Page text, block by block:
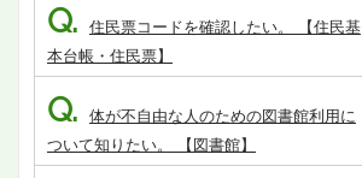
Q. 住民票コードを確認したい。 【住民基
本台帳・住民票】
Q. 体が不自由な人のための図書館利用に
ついて知りたい。 【図書館】